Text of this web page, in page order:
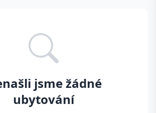
jsme žádné
ubytování